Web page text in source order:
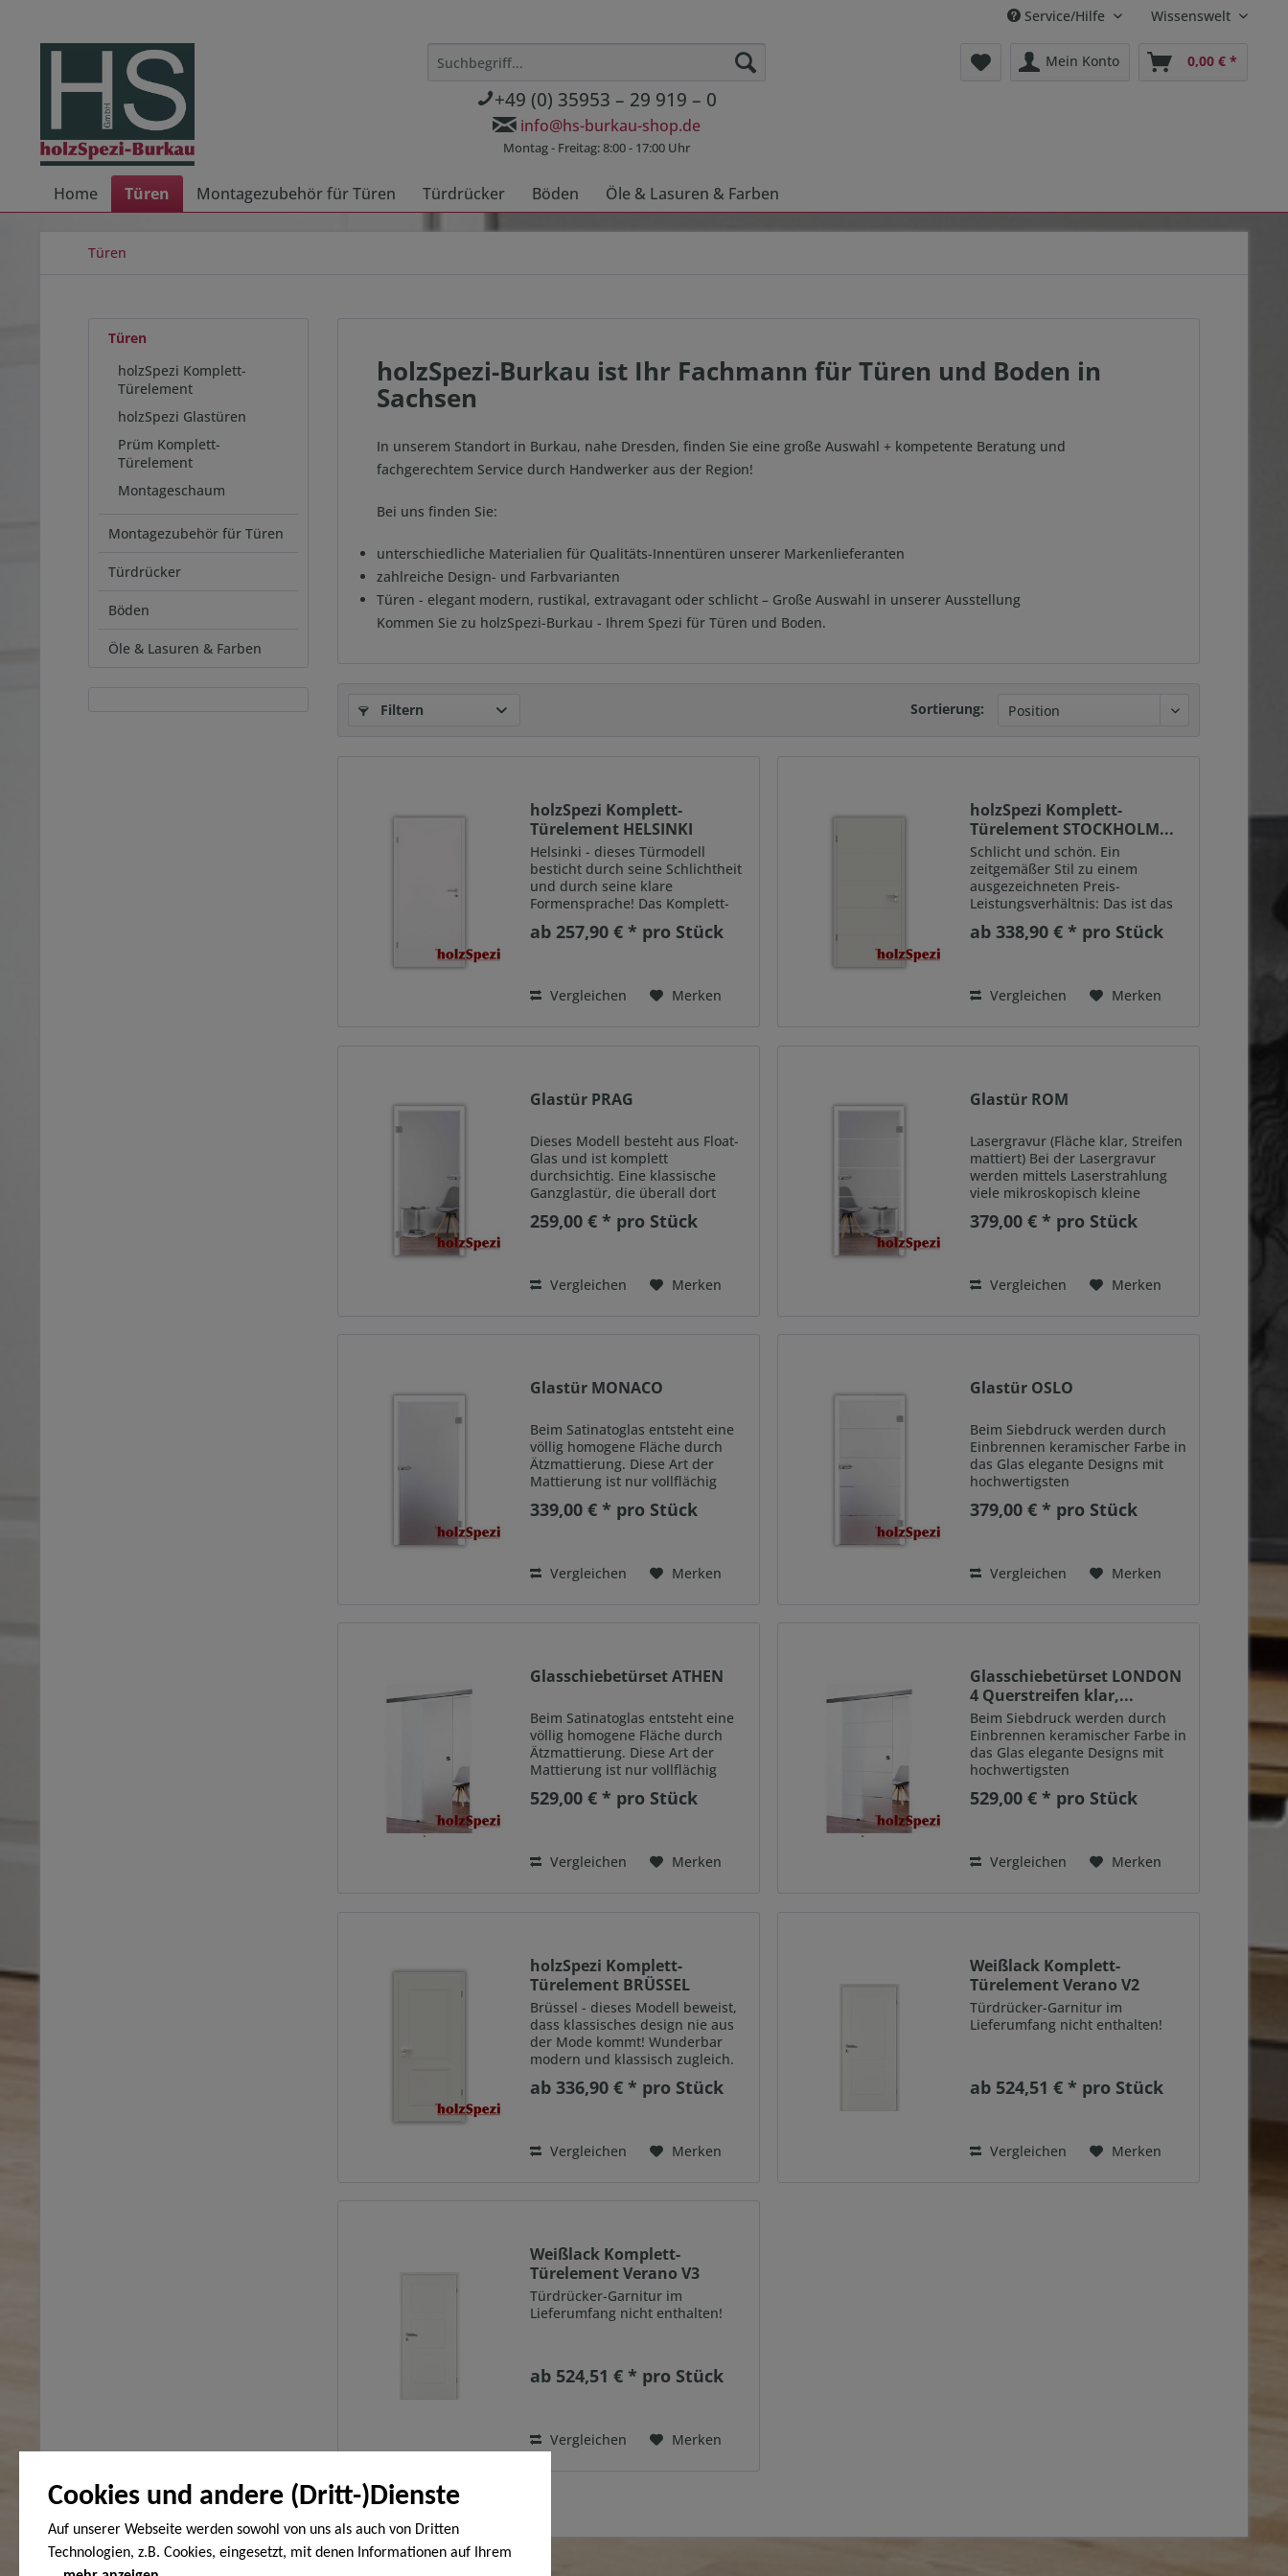
Cookies und andere (Dritt-)Dienste
Auf unserer Webseite werden sowohl von uns als auch von Dritten
Technologien, z.B. Cookies, eingesetzt, mit denen Informationen auf Ihrem
Service/Hilfe Wissenswelt
+49 (0) 35953 – 29 919 – 0
info@hs-burkau-shop.de
Montag - Freitag: 8:00 - 17:00 Uhr
Mein Konto 0,00 € *
Home Türen Montagezubehör für Türen Türdrücker Böden Öle & Lasuren & Farben
Türen
Türen
holzSpezi Komplett-
Türelement
holzSpezi Glastüren
Prüm Komplett-
Türelement
Montageschaum
Montagezubehör für Türen
Türdrücker
Böden
Öle & Lasuren & Farben
holzSpezi-Burkau ist Ihr Fachmann für Türen und Boden in
Sachsen
In unserem Standort in Burkau, nahe Dresden, finden Sie eine große Auswahl + kompetente Beratung und
fachgerechtem Service durch Handwerker aus der Region!
Bei uns finden Sie:
unterschiedliche Materialien für Qualitäts-Innentüren unserer Markenlieferanten
zahlreiche Design- und Farbvarianten
Türen - elegant modern, rustikal, extravagant oder schlicht – Große Auswahl in unserer Ausstellung
Kommen Sie zu holzSpezi-Burkau - Ihrem Spezi für Türen und Boden.
Filtern Sortierung:
holzSpezi Komplett-
Türelement HELSINKI
Weißlack...
Helsinki - dieses Türmodell
besticht durch seine Schlichtheit
und durch seine klare
Formensprache! Das Komplett-
Türelement HELSINKI ist die
Weißlacktür in hoher Qualität zu
robuste...
ab 257,90 € * pro Stück
Vergleichen Merken
holzSpezi Komplett-
Türelement STOCKHOLM...
Schlicht und schön. Ein
zeitgemäßer Stil zu einem
ausgezeichneten Preis-
Leistungsverhältnis: Das ist das
Komplett-Türelement
STOCKHOLM. Mit einem
querlaufenden Rillen-Vertiefung
kann Design...
ab 338,90 € * pro Stück
Vergleichen Merken
Glastür PRAG
Dieses Modell besteht aus Float-
Glas und ist komplett
durchsichtig. Eine klassische
Ganzglastür, die überall dort
Lichtdurchflutete Räume
lichtdurchfluteten...
259,00 € * pro Stück
Vergleichen Merken
Glastür ROM
Lasergravur (Fläche klar, Streifen
mattiert) Bei der Lasergravur
werden mittels Laserstrahlung
viele mikroskopisch kleine
die im Ergebnis detaillierte und
379,00 € * pro Stück
Vergleichen Merken
Glastür MONACO
Beim Satinatoglas entsteht eine
völlig homogene Fläche durch
Ätzmattierung. Diese Art der
Mattierung ist nur vollflächig
möglich und ergibt eine ganz
besondere Haptik. Diese
339,00 € * pro Stück
Vergleichen Merken
Glastür OSLO
Beim Siebdruck werden durch
Einbrennen keramischer Farbe in
das Glas elegante Designs mit
hochwertigsten
Produktionsmethoden
kombiniert. Das Ergebnis sind
denkbaren...
379,00 € * pro Stück
Vergleichen Merken
Glasschiebetürset ATHEN
Beim Satinatoglas entsteht eine
völlig homogene Fläche durch
Ätzmattierung. Diese Art der
Mattierung ist nur vollflächig
möglich und ergibt eine ganz
besondere Haptik. Diese
529,00 € * pro Stück
Vergleichen Merken
Glasschiebetürset LONDON
4 Querstreifen klar,...
Beim Siebdruck werden durch
Einbrennen keramischer Farbe in
das Glas elegante Designs mit
hochwertigsten
Produktionsmethoden
kombiniert. Das Ergebnis sind
denkbaren...
529,00 € * pro Stück
Vergleichen Merken
holzSpezi Komplett-
Türelement BRÜSSEL
Weißlack...
Brüssel - dieses Modell beweist,
dass klassisches design nie aus
der Mode kommt! Wunderbar
modern und klassisch zugleich.
aus der Mode. Das beweist unser
ab 336,90 € * pro Stück
Vergleichen Merken
Weißlack Komplett-
Türelement Verano V2
Türdrücker-Garnitur im
Lieferumfang nicht enthalten!
ab 524,51 € * pro Stück
Vergleichen Merken
Weißlack Komplett-
Türelement Verano V3
Türdrücker-Garnitur im
Lieferumfang nicht enthalten!
ab 524,51 € * pro Stück
Vergleichen Merken